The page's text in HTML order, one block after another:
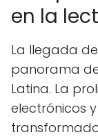
en la
La llegada
panorama
Latina. La
electrónicos